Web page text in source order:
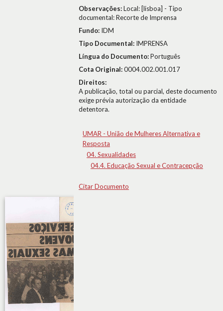
Observações:Local: [lisboa] - Tipo
documental: Recorte de Imprensa
Fundo: IDM
Tipo Documental: IMPRENSA
Língua do Documento:Português
Cota Original:0004.002.001.017
Direitos:
A publicação, total ou parcial, deste documento
exige prévia autorização da entidade
detentora.
UMAR - União de Mulheres Alternativa e
Resposta
04. Sexualidades
04.4. Educação Sexual e Contracepção
Citar Documento